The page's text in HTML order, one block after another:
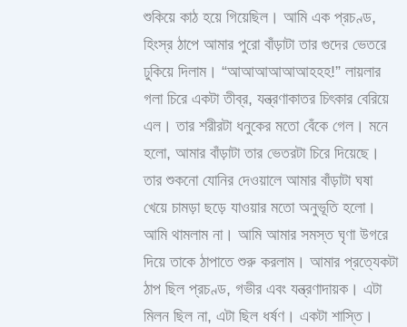
শুকিয়ে কাঠ হয়ে গিয়েছিল। আমি এক প্রচণ্ড,
হিংস্র ঠাপে আমার পুরো বাঁড়াটা তার গুদের ভেতরে
ঢুকিয়ে দিলাম। “আআআআআআহহহ!” লায়লার
গলা চিরে একটা তীব্র, যন্ত্রণাকাতর চিৎকার বেরিয়ে
এল। তার শরীরটা ধনুকের মতো বেঁকে গেল। মনে
হলো, আমার বাঁড়াটা তার ভেতরটা চিরে দিয়েছে।
তার শুকনো যোনির দেওয়ালে আমার বাঁড়াটা ঘষা
খেয়ে চামড়া ছড়ে যাওয়ার মতো অনুভূতি হলো।
আমি থামলাম না। আমি আমার সমস্ত ঘৃণা উগরে
দিয়ে তাকে ঠাপাতে শুরু করলাম। আমার প্রত্যেকটা
ঠাপ ছিল প্রচণ্ড, গভীর এবং যন্ত্রণাদায়ক। এটা
মিলন ছিল না, এটা ছিল ধর্ষণ। একটা শাস্তি।